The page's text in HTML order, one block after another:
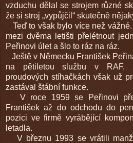
vzduchu dělal se strojem různé
že si stroj „vypůjčil“ skutečně
Teď to však bylo více než
mezi dvěma letišti přelétnout
Peřinovi úlet a šlo to ráz na ráz.
Ještě v Německu František
na pětiletou službu v RAF.
proudových stíhačkách však už
zastával štábní funkce.
V roce 1959 se Peřinovi
František až do odchodu do
pozici ve firmě vyrábějící
letadla.
V březnu 1993 se vrátili